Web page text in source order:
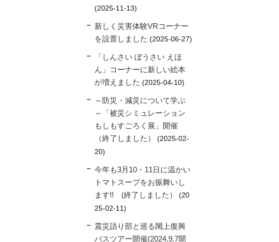
2025-11-13
新しく災害体験VRコーナー
を設置しました
2025-06-27
「しんさい ぼうさい えほ
ん」コーナーに新しい絵本
が増えました
2025-04-10
～防災・減災について学ぶ
～「被災シミュレーション
もしもすごろく展」開催
（終了しました）
2025-02-
20
今年も3月10・11日に温かい
トマトスープをお振舞いし
ます!! (終了しました）
20
25-02-11
震災語り部と巡る閖上復興
バスツアー開催(2024.9.7開